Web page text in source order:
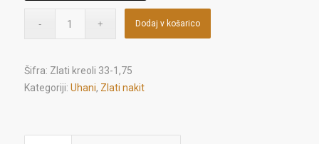
Dodaj v košarico
Šifra: Zlati kreoli 33-1,75
Kategoriji: Uhani, Zlati nakit